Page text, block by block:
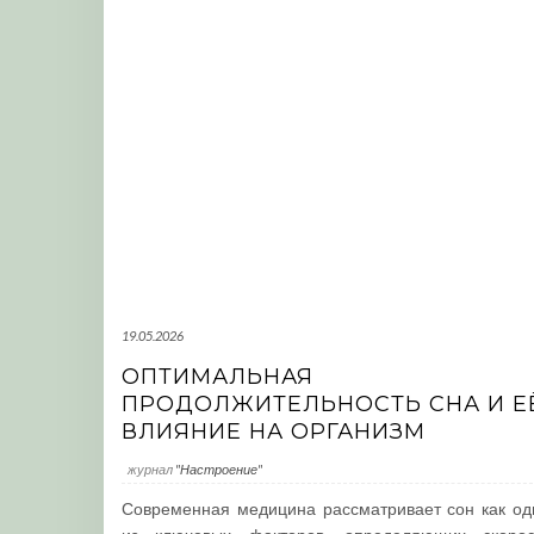
19.05.2026
ОПТИМАЛЬНАЯ
ПРОДОЛЖИТЕЛЬНОСТЬ СНА И
ВЛИЯНИЕ НА ОРГАНИЗМ
журнал "Настроение"
Современная медицина рассматривает сон как